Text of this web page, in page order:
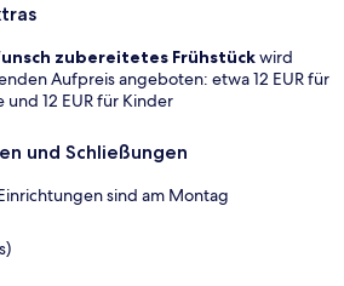
zubereitetes Frühstückwird
Aufpreis angeboten: etwa 12 EUR für
und 12 EUR für Kinder
und Schließungen
sind am Montag